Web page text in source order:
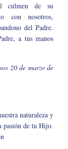
culmen de su
con nosotros,
del Padre.
a tus manos
20 de marzo de
naturaleza y
pasión de tu Hijo.